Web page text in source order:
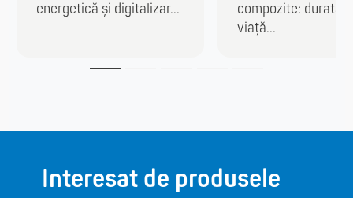
energetică și digitalizar...
compozite: durată
viață...
Interesat de produsele